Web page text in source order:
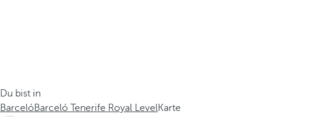
Du bist in
BarcelóBarceló Tenerife Royal LevelKarte